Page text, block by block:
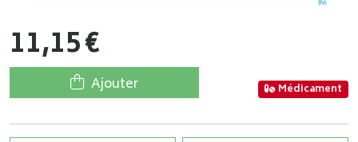
11,15€
Ajouter Médicament